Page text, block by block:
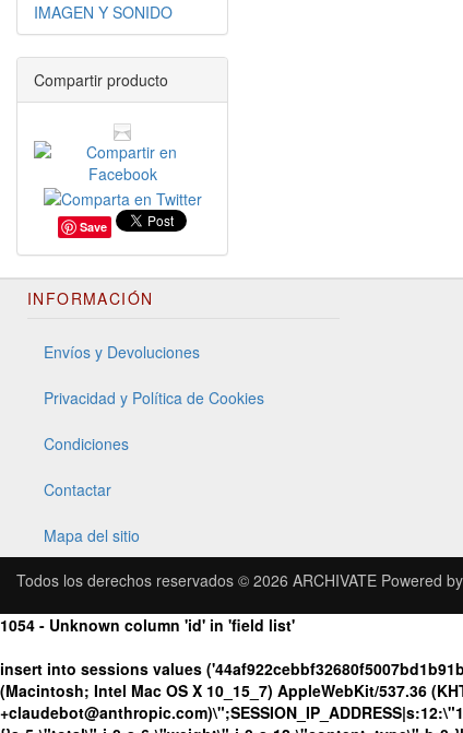
IMAGEN Y SONIDO
Compartir producto
Save
INFORMACIÓN
Envíos y Devoluciones
Privacidad y Política de Cookies
Condiciones
Contactar
Mapa del sitio
Todos los derechos reservados © 2026 ARCHIVATE Powered by
1054 - Unknown column 'id' in 'field list'
insert into sessions values
(Macintosh; Intel Mac OS X 10_15_7) AppleWebKit/537.36